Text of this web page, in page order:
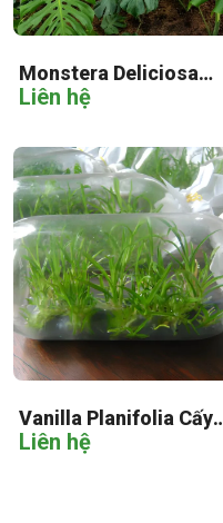
Monstera Deliciosa
Cấy Mô
Liên hệ
Vanilla Planifolia Cấy
Mô
Liên hệ